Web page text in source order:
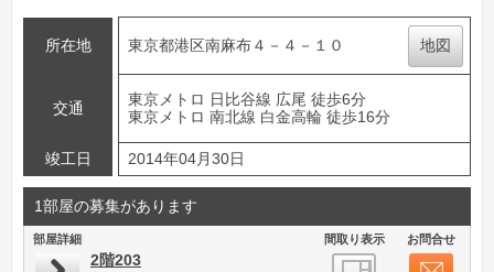
所在地 東京都港区南麻布４－４－１０ 地図
交通
東京メトロ 日比谷線 広尾 徒歩6分
東京メトロ 南北線 白金高輪 徒歩16分
竣工日 2014年04月30日
1部屋の募集があります
部屋詳細 間取り表示 お問合せ
2階203